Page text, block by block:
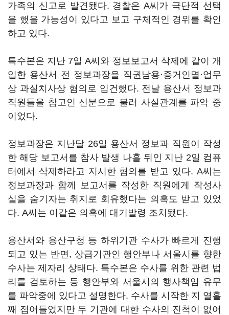
가족의 신고로 발견됐다. 경찰은 A씨가 극단적 선택
을 했을 가능성이 있다고 보고 구체적인 경위를 확인
하고 있다.
특수본은 지난 7일 A씨와 정보보고서 삭제에 같이 개
입한 용산서 전 정보과장을 직권남용·증거인멸·업무
상 과실치사상 혐의로 입건했다. 전날 용산서 정보과
직원들을 참고인 신분으로 불러 사실관계를 파악 중
이었다.
정보과장은 지난달 26일 용산서 정보과 직원이 작성
한 해당 보고서를 참사 발생 나흘 뒤인 지난 2일 컴퓨
터에서 삭제하라고 지시한 혐의를 받고 있다. A씨는
정보과장과 함께 보고서를 작성한 직원에게 작성사
실을 숨기자는 취지로 회유했다는 의혹도 받고 있었
다. A씨는 이같은 의혹에 대기발령 조치됐다.
용산서와 용산구청 등 하위기관 수사가 빠르게 진행
되고 있는 반면, 상급기관인 행안부나 서울시를 향한
수사는 제자리 상태다. 특수본은 수사를 위한 관련 법
리를 검토하는 등 행안부와 서울시의 행사책임 유무
를 파악중에 있다고 설명한다. 수사를 시작한 지 열흘
째 접어들었지만 두 기관에 대한 수사의 진척이 없어